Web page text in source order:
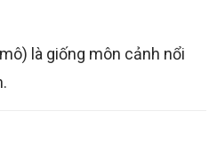
là giống môn cảnh nổi